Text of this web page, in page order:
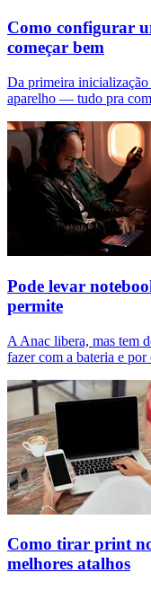
Como configurar
começar bem
Da primeira
aparelho — tudo pra
Pode levar
permite
A Anac libera, mas tem
fazer com a bateria e
Como tirar print
melhores atalhos